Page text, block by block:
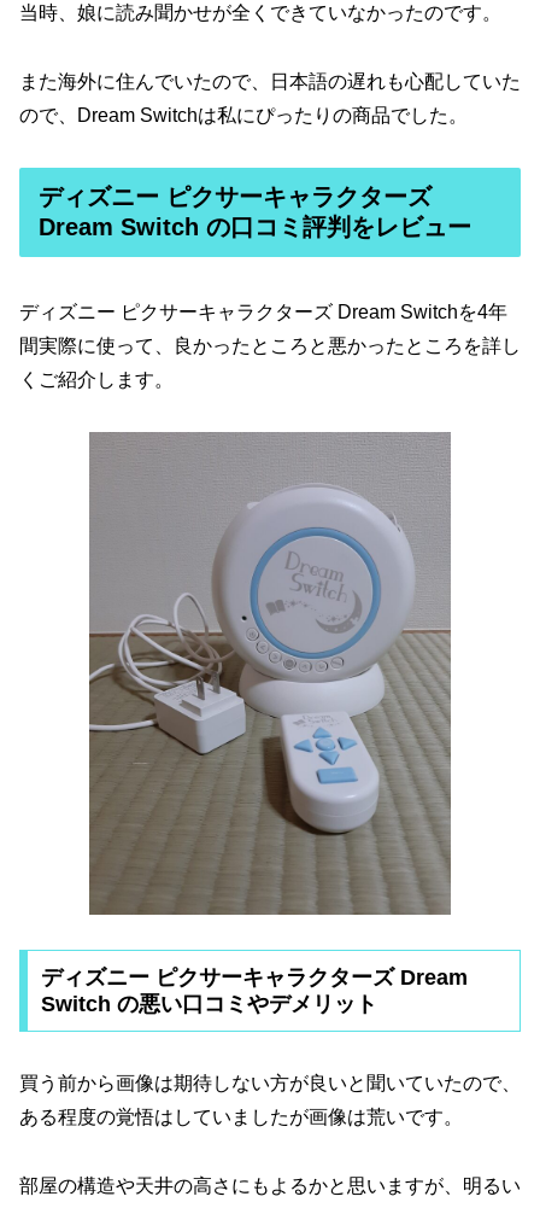
当時、娘に読み聞かせが全くできていなかったのです。
また海外に住んでいたので、日本語の遅れも心配していた
ので、Dream Switchは私にぴったりの商品でした。
ディズニー ピクサーキャラクターズ
Dream Switch の口コミ評判をレビュー
ディズニー ピクサーキャラクターズ Dream Switchを4年
間実際に使って、良かったところと悪かったところを詳し
くご紹介します。
ディズニー ピクサーキャラクターズ Dream
Switch の悪い口コミやデメリット
買う前から画像は期待しない方が良いと聞いていたので、
ある程度の覚悟はしていましたが画像は荒いです。
部屋の構造や天井の高さにもよるかと思いますが、明るい